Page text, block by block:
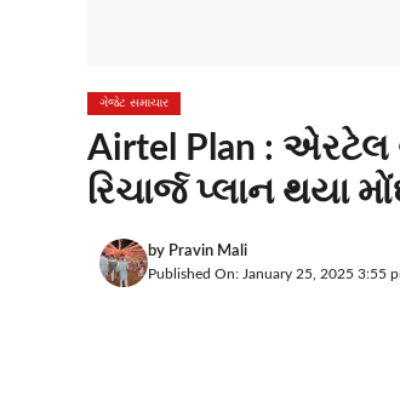
ગેજેટ સમાચાર
Airtel Plan : એરટેલ
રિચાર્જ પ્લાન થયા
by Pravin Mali
Published On: January 25, 2025 3:55